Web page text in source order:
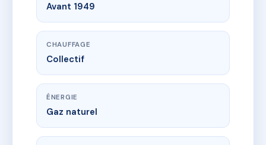
Avant 1949
CHAUFFAGE
Collectif
ÉNERGIE
Gaz naturel